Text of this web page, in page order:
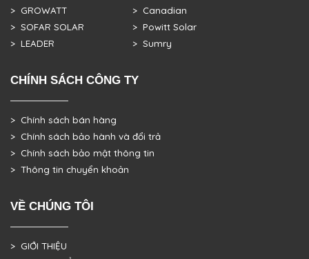
> GROWATT
> SOFAR SOLAR
> LEADER
> Canadian
> Powitt Solar
> Sumry
CHÍNH SÁCH CÔNG TY
> Chính sách bán hàng
> Chính sách bảo hành và đổi trả
> Chính sách bảo mật thông tin
> Thông tin chuyển khoản
VỀ CHÚNG TÔI
> GIỚI THIỆU